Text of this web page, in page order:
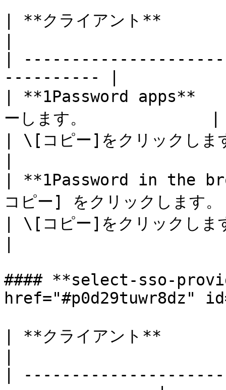
| **クライアント**
|
---------- |
| **1Password apps**
ーします。             |
| \[コピー]をクリック
| **1Password in the
コピー] をクリックします
| \[コピー]をクリック
#### **select-sso-
href="#p0d29tuwr8dz"
| **クライアント**
|